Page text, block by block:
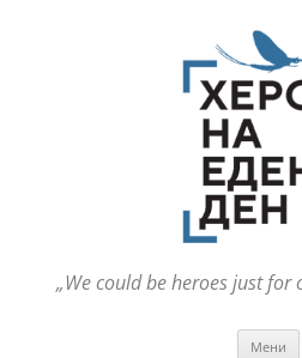
„We could be heroes just for
Мени